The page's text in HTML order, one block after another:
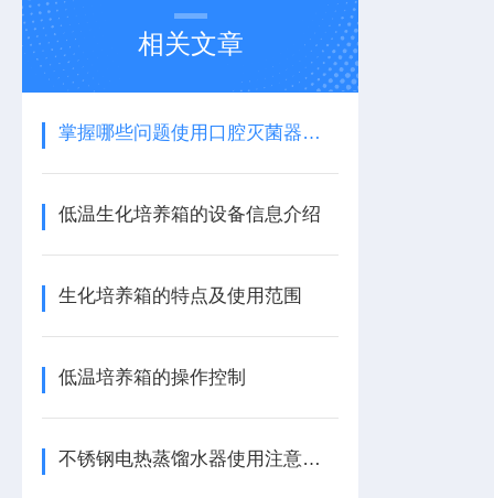
相关文章
掌握哪些问题使用口腔灭菌器就能得心应手
低温生化培养箱的设备信息介绍
生化培养箱的特点及使用范围
低温培养箱的操作控制
不锈钢电热蒸馏水器使用注意事项